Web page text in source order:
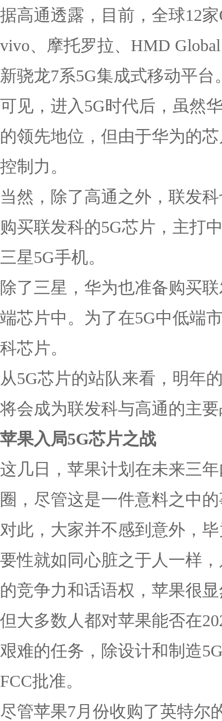
据高通透露，目前，全球12
vivo、摩托罗拉、HMD
新骁龙7系5G集成式移动平台
可见，进入5G时代后，虽然
的领先地位，但由于华为的
控制力。
当然，除了高通之外，联发
购买联发科的5G芯片，主打
三星5G手机。
除了三星，华为也准备购买
端芯片中。为了在5G中低端
科芯片。
从5G芯片的站队来看，明年
将会成为联发科与高通的主
苹果入局5G芯片之战
这几日，苹果计划在未来三
圈，尽管这是一件意料之中
对此，大家并不感到意外，
要性就如同心脏之于人一样
的竞争力和话语权，苹果很
但大多数人都对苹果能否在
艰难的任务，除设计和制造
FCC批准。
尽管苹果7月份收购了英特尔